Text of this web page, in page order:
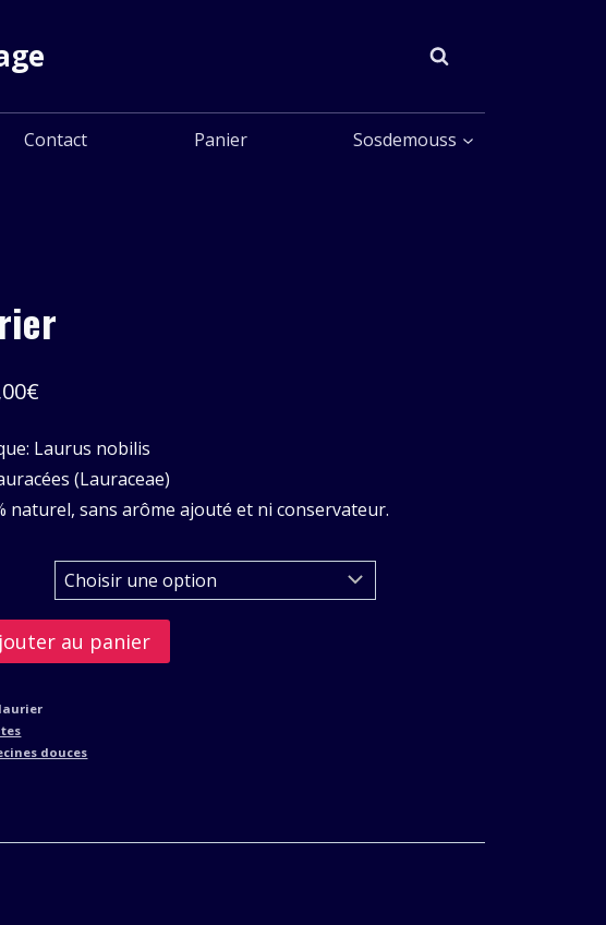
Contact Panier Sosdemouss
€Plage
prix :
5,00€
7,00€
Laurus nobilis
(Lauraceae)
naturel, sans arôme ajouté et ni conservateur.
au panier
douces